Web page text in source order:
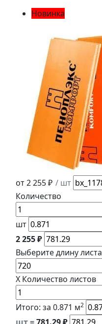
Новинка
от 2 255 ₽ / шт
Количество
шт
2 255 ₽
Выберите длинулиста
X Количество листов
Итого: за 0.871 м2